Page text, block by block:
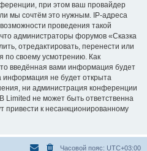
при этом ваш провайдер
мы сочтём это нужным. IP-адреса
проведения такой
администраторы форумов «Сказка
отредактировать, перенести или
по своему усмотрению. Как
введённая вами информация будет
информация не будет открыта
ни администрация конференции
Limited не может быть ответственна
привести к несанкционированному
Часовой пояс: UTC+03:00